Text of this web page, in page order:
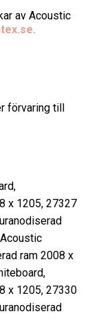
av Acoustic
förvaring till
x 1205, 27327
ram 2008 x
x 1205, 27330